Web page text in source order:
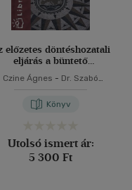
előzetes döntéshozatali
eljárás a büntető
ügyszakban
Czine Ágnes - Dr. Szabó
Könyv
Utolsó ismert ár:
5 300 Ft